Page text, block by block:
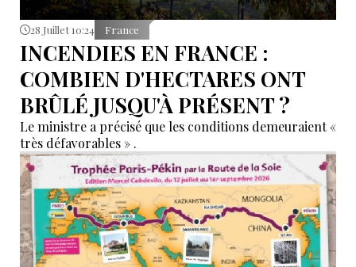
28 Juillet 10:24 France
INCENDIES EN FRANCE :
COMBIEN D'HECTARES ONT
BRÛLÉ JUSQU'À PRÉSENT ?
Le ministre a précisé que les conditions demeuraient «
très défavorables » .